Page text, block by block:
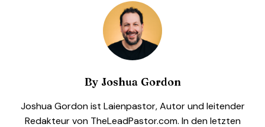
ByJoshua Gordon
Joshua Gordon ist Laienpastor, Autor und leitender
Redakteur von TheLeadPastor.com. In den letzten